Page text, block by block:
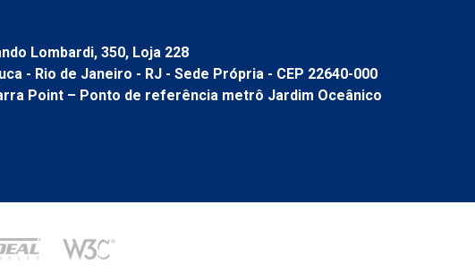
Lombardi, 350, Loja 228
- Rio de Janeiro - RJ - Sede Própria - CEP 22640-000
Point – Ponto de referência metrô Jardim Oceânico